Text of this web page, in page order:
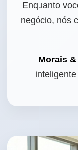
Enquanto
negócio, nós
Morais &